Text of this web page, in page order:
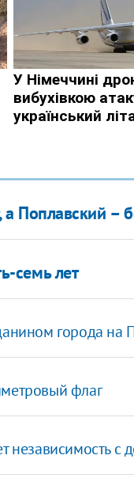
Поплавский –
семь лет
города на
флаг
независимость с